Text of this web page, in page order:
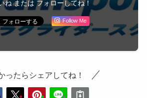
ね または フォローしてね！
Follow Me
ったらシェアしてね！